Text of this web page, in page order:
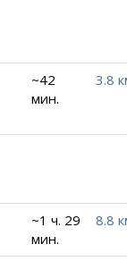
~42
мин.
3.8
~1 ч. 29
мин.
8.8